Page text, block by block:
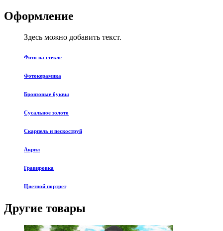
Оформление
Здесь можно добавить текст.
Фото на стекле
Фотокерамика
Бронзовые буквы
Сусальное золото
Скарпель и пескоструй
Акрил
Гравировка
Цветной портрет
Другие товары